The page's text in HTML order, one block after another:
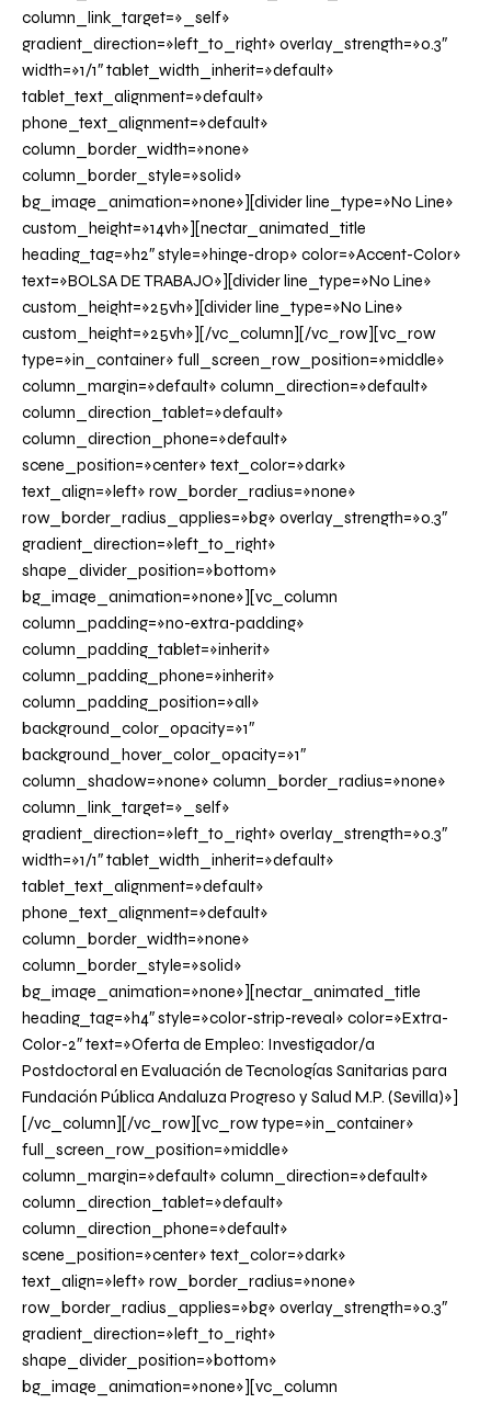
column_link_target=»_self»
gradient_direction=»left_to_right» overlay_strength=»0.3″
width=»1/1″ tablet_width_inherit=»default»
tablet_text_alignment=»default»
phone_text_alignment=»default»
column_border_width=»none»
column_border_style=»solid»
bg_image_animation=»none»][divider line_type=»No Line»
custom_height=»14vh»][nectar_animated_title
heading_tag=»h2″ style=»hinge-drop» color=»Accent-Color»
text=»BOLSA DE TRABAJO»][divider line_type=»No Line»
custom_height=»25vh»][divider line_type=»No Line»
custom_height=»25vh»][/vc_column][/vc_row][vc_row
type=»in_container» full_screen_row_position=»middle»
column_margin=»default» column_direction=»default»
column_direction_tablet=»default»
column_direction_phone=»default»
scene_position=»center» text_color=»dark»
text_align=»left» row_border_radius=»none»
row_border_radius_applies=»bg» overlay_strength=»0.3″
gradient_direction=»left_to_right»
shape_divider_position=»bottom»
bg_image_animation=»none»][vc_column
column_padding=»no-extra-padding»
column_padding_tablet=»inherit»
column_padding_phone=»inherit»
column_padding_position=»all»
background_color_opacity=»1″
background_hover_color_opacity=»1″
column_shadow=»none» column_border_radius=»none»
column_link_target=»_self»
gradient_direction=»left_to_right» overlay_strength=»0.3″
width=»1/1″ tablet_width_inherit=»default»
tablet_text_alignment=»default»
phone_text_alignment=»default»
column_border_width=»none»
column_border_style=»solid»
bg_image_animation=»none»][nectar_animated_title
heading_tag=»h4″ style=»color-strip-reveal» color=»Extra-
Color-2″ text=»Oferta de Empleo: Investigador/a
Postdoctoral en Evaluación de Tecnologías Sanitarias para
Fundación Pública Andaluza Progreso y Salud M.P. (Sevilla)»]
[/vc_column][/vc_row][vc_row type=»in_container»
full_screen_row_position=»middle»
column_margin=»default» column_direction=»default»
column_direction_tablet=»default»
column_direction_phone=»default»
scene_position=»center» text_color=»dark»
text_align=»left» row_border_radius=»none»
row_border_radius_applies=»bg» overlay_strength=»0.3″
gradient_direction=»left_to_right»
shape_divider_position=»bottom»
bg_image_animation=»none»][vc_column